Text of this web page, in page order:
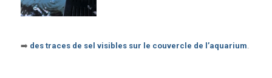
➡️ des traces de sel visibles sur le couvercle de l’aquarium.